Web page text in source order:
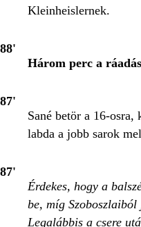
Kleinheislernek.
88'
Három perc a
87'
Sané betör a 16-
labda a jobb sarok
87'
Érdekes, hogy a
be, míg
Legalábbis a csere